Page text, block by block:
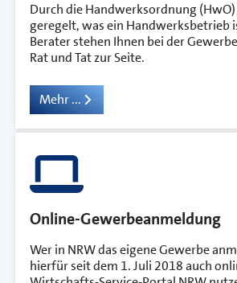
Durch die Handwerksordnung
geregelt, was ein Handwerksbetrieb
Berater stehen Ihnen bei der
Rat und Tat zur Seite.
Mehr ...
Online-Gewerbeanmeldung
Wer in NRW das eigene Gewerbe
hierfür seit dem 1. Juli 2018 auch